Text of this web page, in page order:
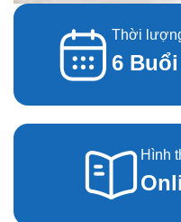
Thời
6
Hình